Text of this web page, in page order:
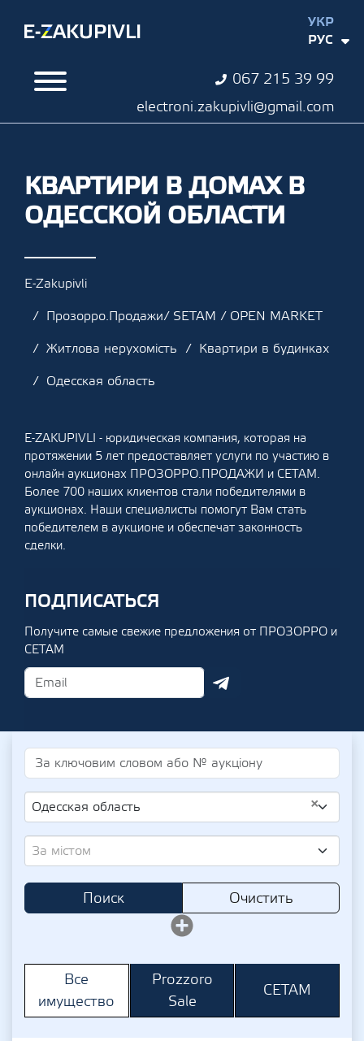
067 215 39 99
electroni.zakupivli@gmail.com
УКР
РУС
КВАРТИРИ В ДОМАХ В
ОДЕССКОЙ ОБЛАСТИ
E-Zakupivli
Прозорро.Продажи/ SETAM / OPEN MARKET
Житлова нерухомість
Квартири в будинках
Одесская область
E-ZAKUPIVLI - юридическая компания, которая на
протяжении 5 лет предоставляет услуги по участию в
онлайн аукционах ПРОЗОРРО.ПРОДАЖИ и СЕТАМ.
Более 700 наших клиентов стали победителями в
аукционах. Наши специалисты помогут Вам стать
победителем в аукционе и обеспечат законность
сделки.
ПОДПИСАТЬСЯ
Получите самые свежие предложения от ПРОЗОРРО и
СЕТАМ
×
Одесская область
За містом
Поиск Очистить
Все
имущество
Prozzoro
Sale
СЕТАМ